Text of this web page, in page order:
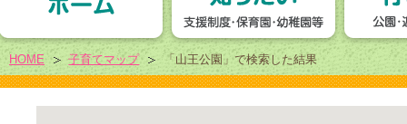
HOME 子育てマップ 「山王公園」で検索した結果